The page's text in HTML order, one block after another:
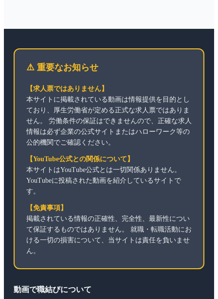
⚠️ 重要なお知らせ
【求人票ではありません】
本サイトに掲載されている動画は情報提供を目的とし
ており、厚生労働省が定める正式な求人票ではありま
せん。 労働条件の保証はできませんので、正確な求人
情報は必ず企業の公式サイトまたはハローワーク等の
公的機関でご確認ください。
【YouTube公式との関係について】
本サイトはYouTube公式とは一切関係ありません。
YouTubeに投稿された動画を紹介しているサイトで
す。
【免責事項】
掲載されている情報の正確性、完全性、最新性につい
て保証するものではありません。 就職・転職活動にお
ける一切の損害について、当サイトは責任を負いませ
ん。
動画で職結びについて